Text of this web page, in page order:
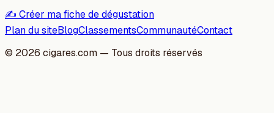
✍️ Créer ma fiche de dégustation
Plan du siteBlogClassementsCommunautéContact
© 2026 cigares.com — Tous droits réservés